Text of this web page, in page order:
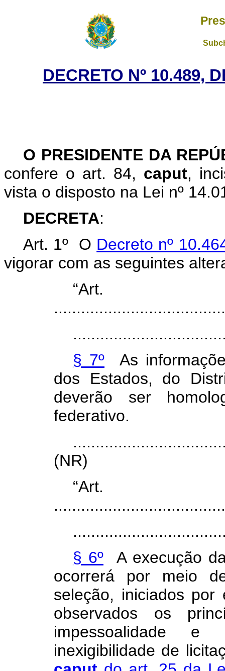
DECRETO Nº 10.489,
O PRESIDENTE DA
confere o art. 84, caput,
vista o disposto na Lei nº
DECRETA:
Art. 1º O Decreto nº
vigorar com as seguintes
§ 7º As
dos Estados, do
deverão ser
federativo.
(NR)
§ 6º A execução
ocorrerá por meio
seleção, iniciados por
observados os
impessoalidade
inexigibilidade de